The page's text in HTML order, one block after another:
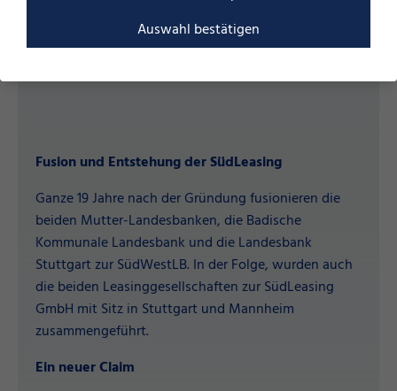
Auswahl bestätigen
Fusion und Entstehung der SüdLeasing
Ganze 19 Jahre nach der Gründung fusionieren die
beiden Mutter-Landesbanken, die Badische
Kommunale Landesbank und die Landesbank
Stuttgart zur SüdWestLB. In der Folge, wurden auch
die beiden Leasinggesellschaften zur SüdLeasing
GmbH mit Sitz in Stuttgart und Mannheim
zusammengeführt.
Ein neuer Claim